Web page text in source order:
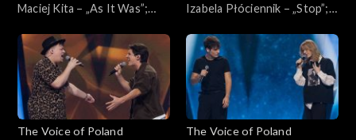
Maciej Kita – „As It Was”;
Nokaut, 2 listopada 2024
Izabela Płóciennik – „Stop”;
Nokaut, 2 listopada 2024
The Voice of Poland
The Voice of Poland